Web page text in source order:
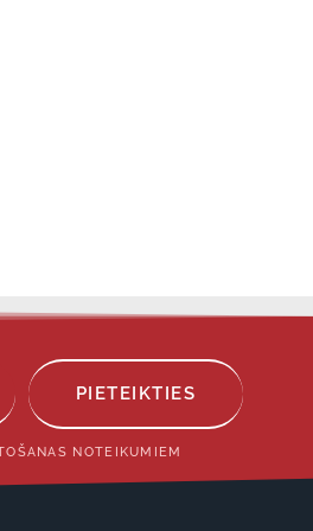
PIETEIKTIES
NOTEIKUMIEM